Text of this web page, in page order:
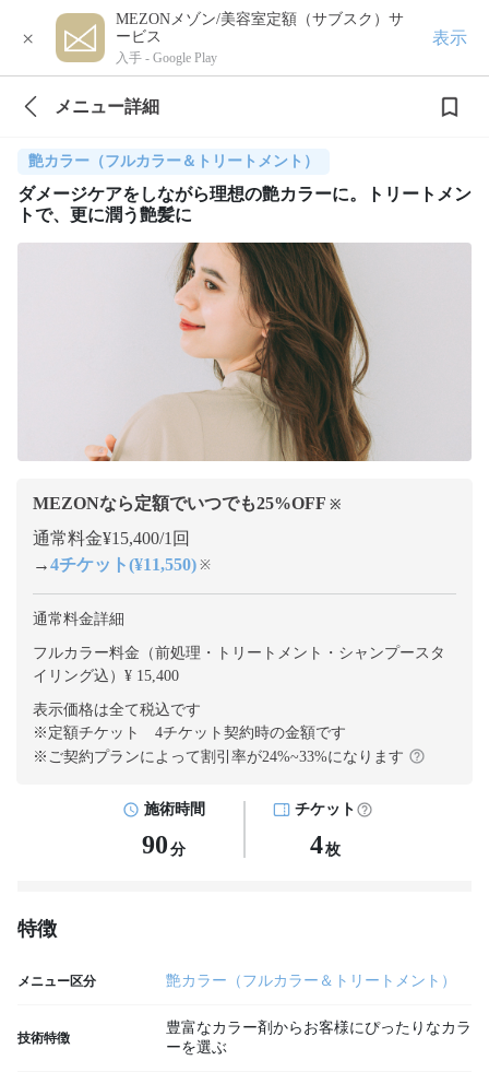
×
MEZONメゾン/美容室定額（サブスク）サ
ービス
入手 - Google Play
表示
メニュー詳細
艶カラー（フルカラー＆トリートメント）
ダメージケアをしながら理想の艶カラーに。トリートメン
トで、更に潤う艶髪に
MEZONなら定額でいつでも25%OFF ※
通常料金¥15,400/1回
→4チケット(¥11,550) ※
通常料金詳細
フルカラー料金（前処理・トリートメント・シャンプースタ
イリング込）¥ 15,400
表示価格は全て税込です
※定額チケット 4チケット契約時の金額です
※ご契約プランによって割引率が24%~33%になります
施術時間
90 分
チケット
4枚
特徴
メニュー区分 艶カラー（フルカラー＆トリートメント）
技術特徴
豊富なカラー剤からお客様にぴったりなカラ
ーを選ぶ